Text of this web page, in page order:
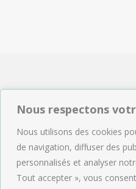
Nous respectons
Nous utilisons des cookies
de navigation, diffuser des
personnalisés et analyser
Tout accepter », vous
Email